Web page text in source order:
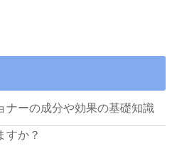
ナーの成分や効果の基礎知識
すか？